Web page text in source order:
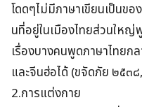
โดดๆไม่มีภาษาเขียนเป็นข
นที่อยู่ในเมืองไทยส่วนให
เรื่องบางคนพูดภาษาไทย
และจีนฮ่อได้ (ขจัดภัย ๒๕๓
2.การแต่งกาย